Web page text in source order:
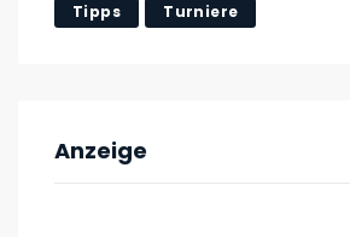
Tipps Turniere
Anzeige